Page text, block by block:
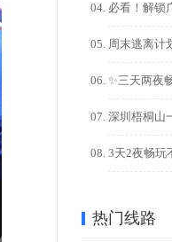
热门线路